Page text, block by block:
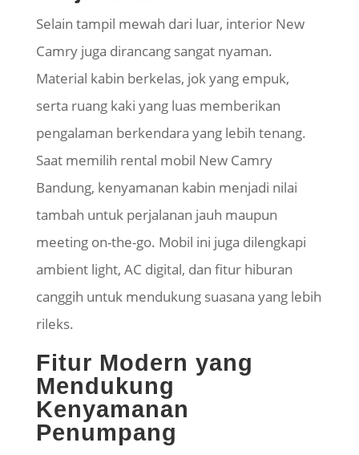
Selain tampil mewah dari luar, interior New
Camry juga dirancang sangat nyaman.
Material kabin berkelas, jok yang empuk,
serta ruang kaki yang luas memberikan
pengalaman berkendara yang lebih tenang.
Saat memilih rental mobil New Camry
Bandung, kenyamanan kabin menjadi nilai
tambah untuk perjalanan jauh maupun
meeting on-the-go. Mobil ini juga dilengkapi
ambient light, AC digital, dan fitur hiburan
canggih untuk mendukung suasana yang lebih
rileks.
Fitur Modern yang
Mendukung
Kenyamanan
Penumpang